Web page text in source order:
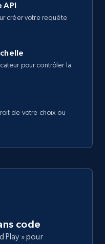
API
créer votre requête
pour contrôler la
de votre choix ou
code
Play » pour